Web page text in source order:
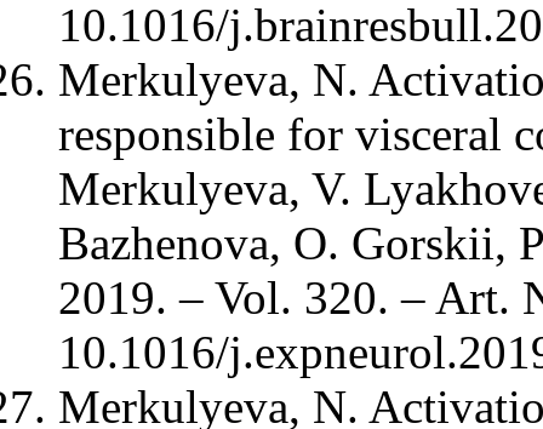
10.1016/
Merkulyeva, N.
responsible for visceral
Merkulyeva, V.
Bazhenova, O. Gorskii,
2019. – Vol. 320. – Art.
10.1016/
Merkulyeva, N.